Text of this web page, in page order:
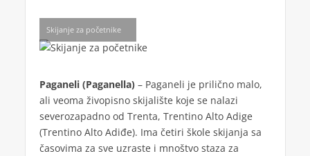
Skijanje za početnike
Paganeli (Paganella)– Paganeli je prilično malo,
ali veoma živopisno skijalište koje se nalazi
severozapadno od Trenta, Trentino Alto Adige
(Trentino Alto Adiđe). Ima četiri škole skijanja sa
časovima za sve uzraste i mnoštvo staza za